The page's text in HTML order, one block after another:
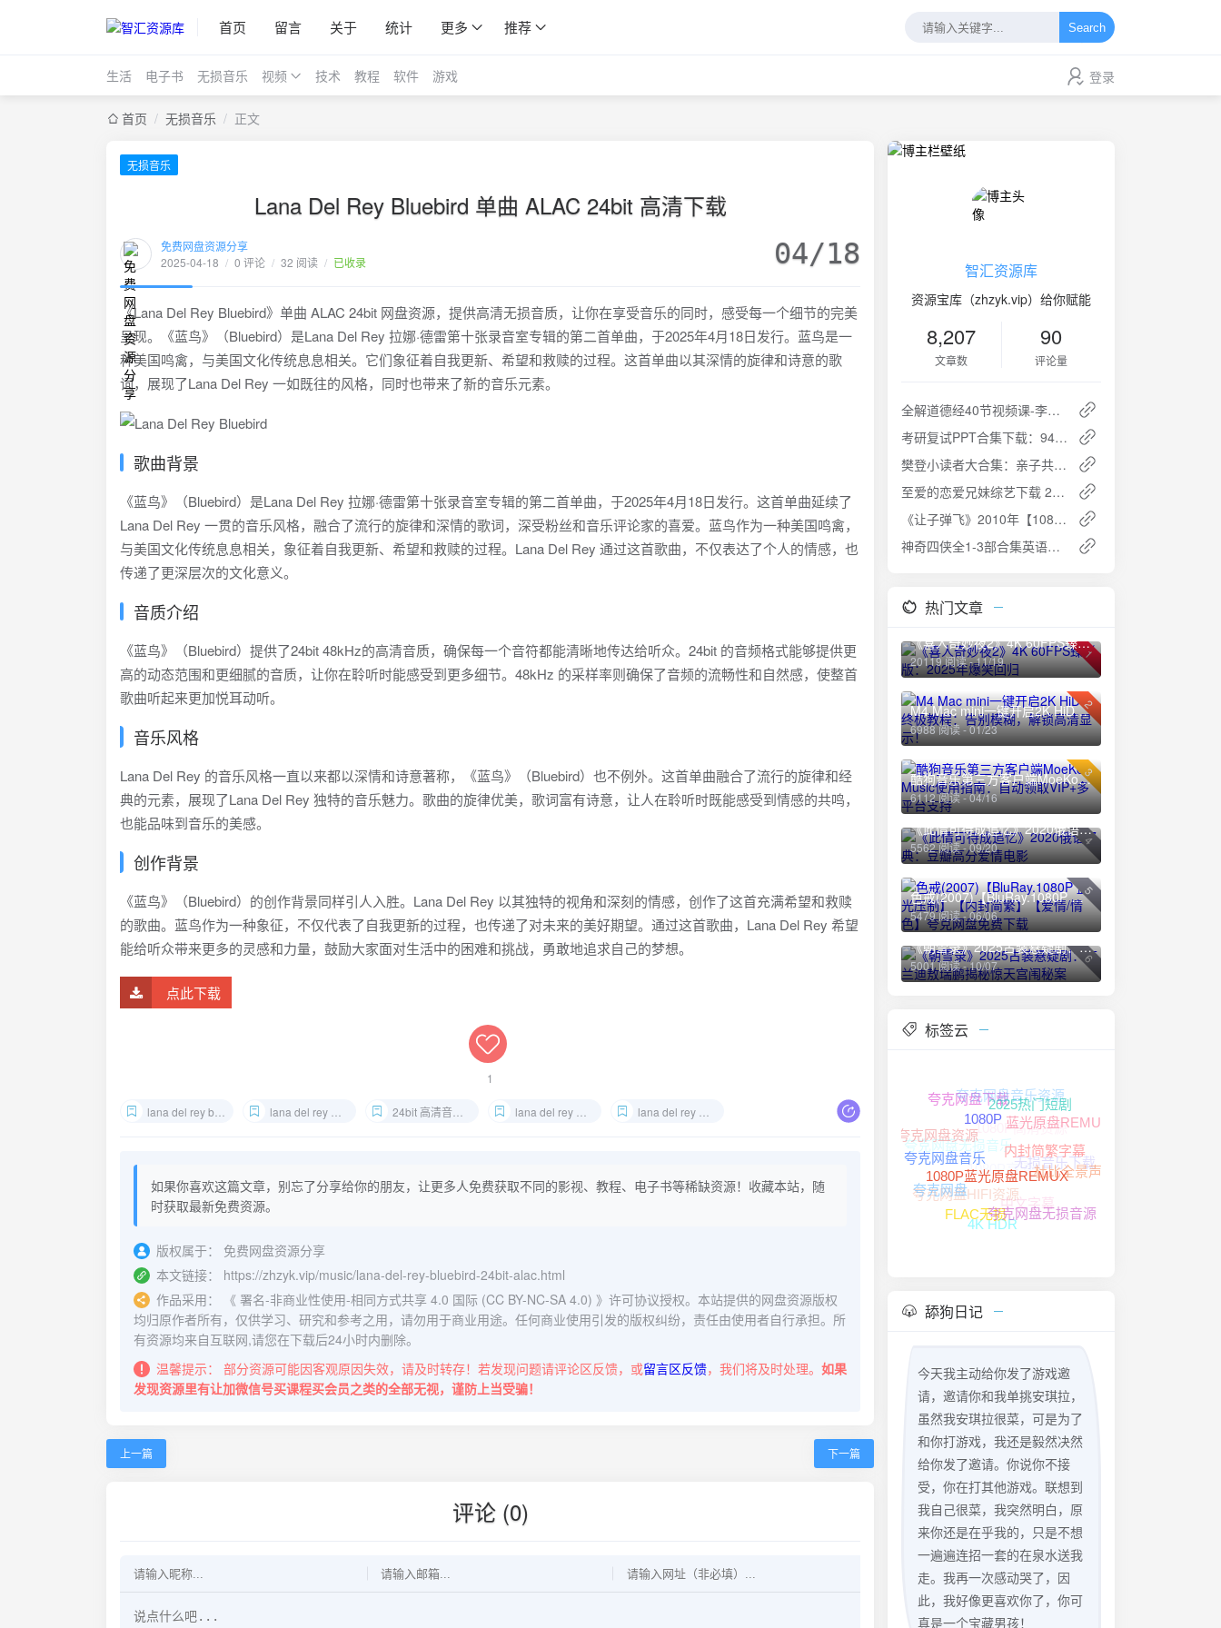
首页 留言 关于 统计 更多 推荐 Search
生活 电子书 无损音乐 视频 技术 教程 软件 游戏 登录
首页 / 无损音乐 / 正文
无损音乐
Lana Del Rey Bluebird 单曲 ALAC 24bit 高清下载
免费网盘资源分享
2025-04-18 / 0 评论 / 32 阅读 / 已收录 04/18
《Lana Del Rey Bluebird》单曲 ALAC 24bit 网盘资源，提供高清无损音质，让你在享受音乐的同时，感受每一个细节的完美
呈现。《蓝鸟》（Bluebird）是Lana Del Rey 拉娜·德雷第十张录音室专辑的第二首单曲，于2025年4月18日发行。蓝鸟是一
种美国鸣禽，与美国文化传统息息相关。它们象征着自我更新、希望和救赎的过程。这首单曲以其深情的旋律和诗意的歌
词，展现了Lana Del Rey 一如既往的风格，同时也带来了新的音乐元素。
歌曲背景
《蓝鸟》（Bluebird）是Lana Del Rey 拉娜·德雷第十张录音室专辑的第二首单曲，于2025年4月18日发行。这首单曲延续了
Lana Del Rey 一贯的音乐风格，融合了流行的旋律和深情的歌词，深受粉丝和音乐评论家的喜爱。蓝鸟作为一种美国鸣禽，
与美国文化传统息息相关，象征着自我更新、希望和救赎的过程。Lana Del Rey 通过这首歌曲，不仅表达了个人的情感，也
传递了更深层次的文化意义。
音质介绍
《蓝鸟》（Bluebird）提供了24bit 48kHz的高清音质，确保每一个音符都能清晰地传达给听众。24bit 的音频格式能够提供更
高的动态范围和更细腻的音质，让你在聆听时能感受到更多细节。48kHz 的采样率则确保了音频的流畅性和自然感，使整首
歌曲听起来更加悦耳动听。
音乐风格
Lana Del Rey 的音乐风格一直以来都以深情和诗意著称，《蓝鸟》（Bluebird）也不例外。这首单曲融合了流行的旋律和经
典的元素，展现了Lana Del Rey 独特的音乐魅力。歌曲的旋律优美，歌词富有诗意，让人在聆听时既能感受到情感的共鸣，
也能品味到音乐的美感。
创作背景
《蓝鸟》（Bluebird）的创作背景同样引人入胜。Lana Del Rey 以其独特的视角和深刻的情感，创作了这首充满希望和救赎
的歌曲。蓝鸟作为一种象征，不仅代表了自我更新的过程，也传递了对未来的美好期望。通过这首歌曲，Lana Del Rey 希望
能给听众带来更多的灵感和力量，鼓励大家面对生活中的困难和挑战，勇敢地追求自己的梦想。
点此下载
1
lana del rey bluebird 24bit alac lana del rey 蓝鸟 单曲 24bit 高清音质 下载 lana del rey 新单曲 lana del rey 无损音乐
如果你喜欢这篇文章，别忘了分享给你的朋友，让更多人免费获取不同的影视、教程、电子书等稀缺资源！收藏本站，随
时获取最新免费资源。
版权属于：
免费网盘资源分享
本文链接：
https://zhzyk.vip/music/lana-del-rey-bluebird-24bit-alac.html
作品采用：
《 署名-非商业性使用-相同方式共享 4.0 国际 (CC BY-NC-SA 4.0) 》许可协议授权。本站提供的网盘资源版权
均归原作者所有，仅供学习、研究和参考之用，请勿用于商业用途。任何商业使用引发的版权纠纷，责任由使用者自行承担。所
有资源均来自互联网,请您在下载后24小时内删除。
温馨提示：
部分资源可能因客观原因失效，请及时转存！若发现问题请评论区反馈，或留言区反馈，我们将及时处理。 如果
发现资源里有让加微信号买课程买会员之类的全部无视，谨防上当受骗！
上一篇 下一篇
评论 (0)
智汇资源库
资源宝库（zhzyk.vip）给你赋能
8,207
文章数
90
评论量
全解道德经40节视频课-李清泉：深入领悟道家智慧
考研复试PPT合集下载：94套精美模板+预览图，助你轻松搞定复试！🎓
樊登小读者大合集：亲子共读，开启孩子的智慧阅读之旅
至爱的恋爱兄妹综艺下载 2025
《让子弹飞》2010年【1080P】国语中字 2.7GB 网盘下载
神奇四侠全1-3部合集英语中字1080P蓝光下载
热门文章
1
《喜人奇妙夜2》4K 60FPS臻彩版：2025年爆笑回归
20119 阅读 - 11/19
2
M4 Mac mini一键开启2K HiDPI终极教程：告别模糊，解锁高清显示！
6988 阅读 - 01/23
3
酷狗音乐第三方客户端MoeKoe Music使用指南：自动领取VIP+多平台支持
6112 阅读 - 04/16
4
《此情可待成追忆》2020俄语经典：豆瓣高分爱情电影
5562 阅读 - 09/20
5
色戒(2007)【BluRay.1080P 蓝光压制】【内封简繁】【爱情/情色】夸克网盘免费下载
5479 阅读 - 06/06
6
《朝雪录》2025古装悬疑剧：李兰迪敖瑞鹏揭秘惊天宫闱秘案
5001 阅读 - 10/07
标签云
夸克网盘无损音乐
夸克网盘资源
夸克网盘下载
夸克网盘音乐资源
1080P高清资源
1080P高清
夸克网盘HIFI资源
夸克网盘
夸克网盘音乐
1080P
2025热门短剧
蓝光原盘REMUX
无损音乐下载
中文字幕
4K HDR
FLAC无损
1080P蓝光原盘REMUX
内封简繁字幕
杜比全景声
夸克网盘无损音源
舔狗日记
今天我主动给你发了游戏邀
请，邀请你和我单挑安琪拉，
虽然我安琪拉很菜，可是为了
和你打游戏，我还是毅然决然
给你发了邀请。你说你不接
受，你在打其他游戏。联想到
我自己很菜，我突然明白，原
来你还是在乎我的，只是不想
一遍遍连招一套的在泉水送我
走。我再一次感动哭了，因
此，我好像更喜欢你了，你可
真是一个宝藏男孩！